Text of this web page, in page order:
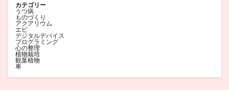
カテゴリー
うつ病
ものづくり
アクアリウム
エビ
デジタルデバイス
プログラミング
心の整理
植物栽培
観葉植物
車